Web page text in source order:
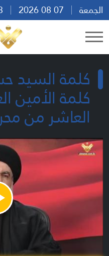
الجمعة
كلمة السيد
كلمة الأمين
العاشر من محرم